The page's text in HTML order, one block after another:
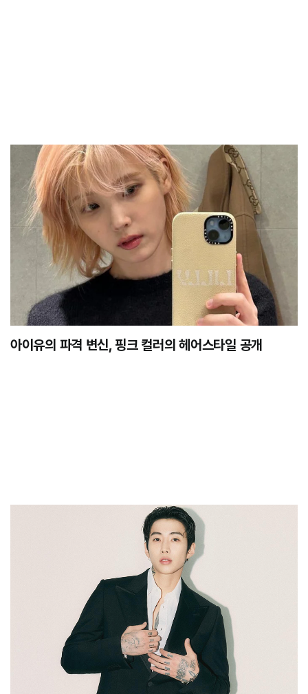
아이유의 파격 변신, 핑크 컬러의 헤어스타일 공개